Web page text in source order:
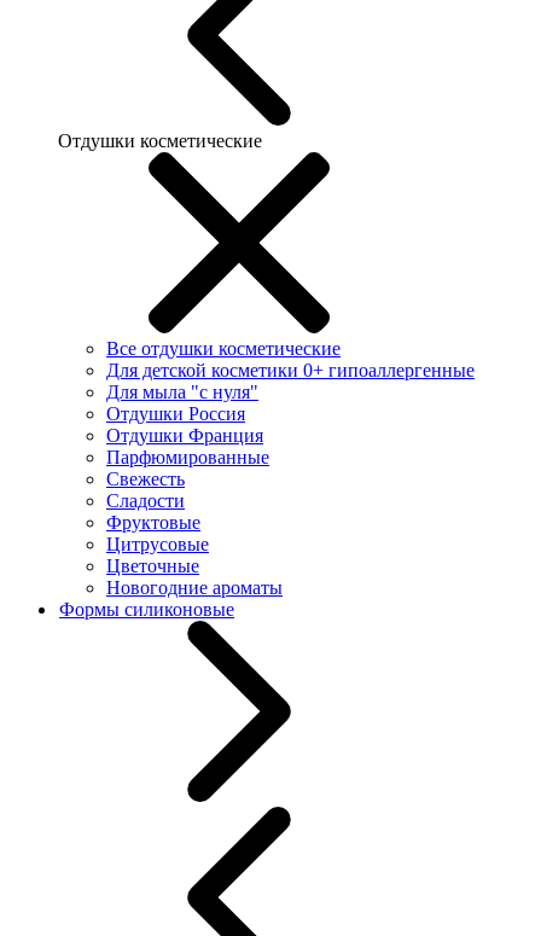
Отдушки косметические
Все отдушки косметические
Для детской косметики 0+ гипоаллергенные
Для мыла "с нуля"
Отдушки Россия
Отдушки Франция
Парфюмированные
Свежесть
Сладости
Фруктовые
Цитрусовые
Цветочные
Новогодние ароматы
Формы силиконовые